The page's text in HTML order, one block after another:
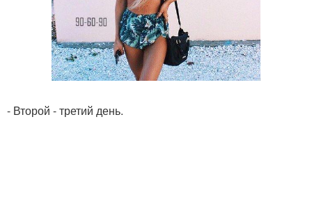
- Второй - третий день.